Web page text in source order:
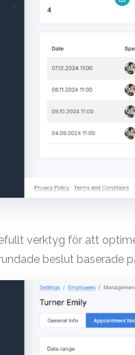
verktyg för att
beslut baserade